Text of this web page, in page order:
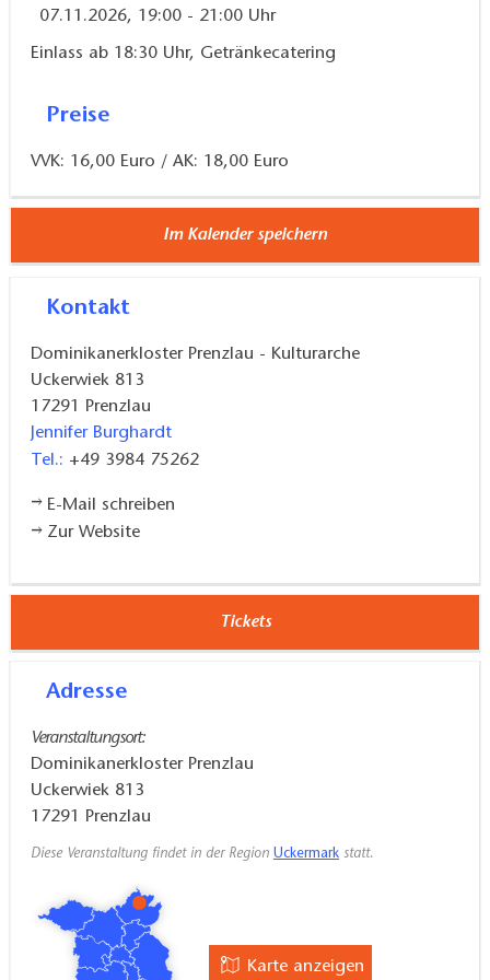
07.11.2026, 19:00 - 21:00 Uhr
Einlass ab 18:30 Uhr, Getränkecatering
Preise
VVK: 16,00 Euro / AK: 18,00 Euro
Im Kalender speichern
Kontakt
Dominikanerkloster Prenzlau - Kulturarche
Uckerwiek 813
17291
Prenzlau
Jennifer Burghardt
Tel.: +49 3984 75262
E-Mail schreiben
Zur Website
Tickets
Adresse
Veranstaltungsort:
Dominikanerkloster Prenzlau
Uckerwiek 813
17291 Prenzlau
Diese Veranstaltung findet in der Region Uckermark statt.
Karte anzeigen